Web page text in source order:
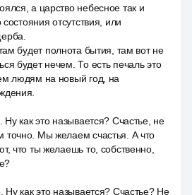
а царство небесное так и
состояния отсутствия, или
будет полнота бытия, там вот не
будет нечем. То есть печаль это
людям на новый год, на
Ну как это называется? Счастье, не
точно. Мы желаем счастья. А что
что ты желаешь то, собственно,
Ну как это называется? Счастье? Не